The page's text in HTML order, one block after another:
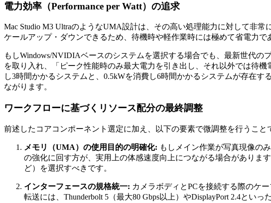
電力効率（Performance per Watt）の追求
Mac Studio M3 UltraのようなUMA設計は、その高い処理能力に対して非
ケールアップ・ダウンできるため、待機時や軽作業時には極めて省電力
もしWindows/NVIDIAベースのシステムを選択する場合でも、最新世代
を取り入れ、「ピーク性能時のみ最大電力を引き出し、それ以外では待
し3時間かかるシステムと、0.5kWを消費し6時間かかるシステムが存在
ながります。
ワークフローに基づくリソース配分の最終調整
前述したコアコンポーネント選定に加え、以下の要素で微調整を行うこと
メモリ（UMA）の使用目的の明確化: もしメイン作業が写真現像の
の強化に回す方が、実用上の体感速度向上につながる場合がありま
ど）を選択すべきです。
インターフェースの規格統一: カメラボディとPCを接続する際のケ
転送には、Thunderbolt 5（最大80 Gbps以上）やDisplayPort 2.4と